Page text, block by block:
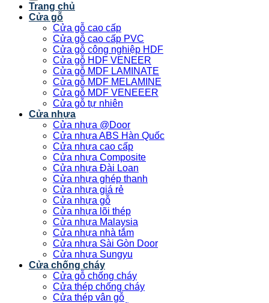
Trang chủ
Cửa gỗ
Cửa gỗ cao cấp
Cửa gỗ cao cấp PVC
Cửa gỗ công nghiệp HDF
Cửa gỗ HDF VENEER
Cửa gỗ MDF LAMINATE
Cửa gỗ MDF MELAMINE
Cửa gỗ MDF VENEEER
Cửa gỗ tự nhiên
Cửa nhựa
Cửa nhựa @Door
Cửa nhựa ABS Hàn Quốc
Cửa nhựa cao cấp
Cửa nhựa Composite
Cửa nhựa Đài Loan
Cửa nhựa ghép thanh
Cửa nhựa giá rẻ
Cửa nhựa gỗ
Cửa nhựa lõi thép
Cửa nhựa Malaysia
Cửa nhựa nhà tắm
Cửa nhựa Sài Gòn Door
Cửa nhựa Sungyu
Cửa chống cháy
Cửa gỗ chống cháy
Cửa thép chống cháy
Cửa thép vân gỗ